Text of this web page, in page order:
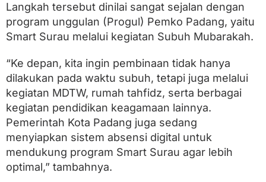
Langkah tersebut dinilai sangat sejalan dengan
program unggulan (Progul) Pemko Padang, yaitu
Smart Surau melalui kegiatan Subuh Mubarakah.
“Ke depan, kita ingin pembinaan tidak hanya
dilakukan pada waktu subuh, tetapi juga melalui
kegiatan MDTW, rumah tahfidz, serta berbagai
kegiatan pendidikan keagamaan lainnya.
Pemerintah Kota Padang juga sedang
menyiapkan sistem absensi digital untuk
mendukung program Smart Surau agar lebih
optimal,” tambahnya.